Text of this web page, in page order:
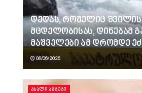
დედას, რომელიც შვილის
მცდელობისას, დინებამ
მაშველები ამ დრომდე
08/06/2026
ᲐᲮᲐᲚᲘ ᲐᲛᲑᲔᲑᲘ